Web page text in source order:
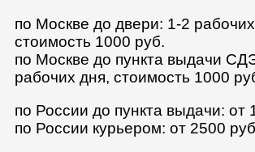
по Москве до двери: 1-2
стоимость 1000 руб.
по Москве до пункта выдачи
рабочих дня, стоимость 1000
по России до пункта выдачи: от
по России курьером: от 2500